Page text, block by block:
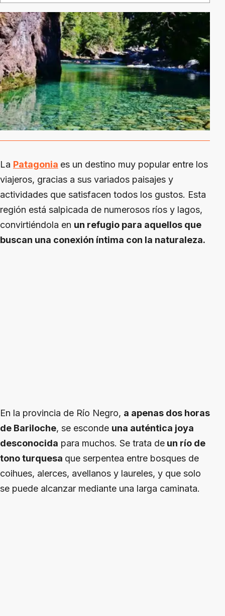
La Patagonia es un destino muy popular entre los
viajeros, gracias a sus variados paisajes y
actividades que satisfacen todos los gustos. Esta
región está salpicada de numerosos ríos y lagos,
convirtiéndola en un refugio para aquellos que
buscan una conexión íntima con la naturaleza.
En la provincia de Río Negro, a apenas dos horas
de Bariloche, se esconde una auténtica joya
desconocida para muchos. Se trata de un río de
tono turquesa que serpentea entre bosques de
coihues, alerces, avellanos y laureles, y que solo
se puede alcanzar mediante una larga caminata.